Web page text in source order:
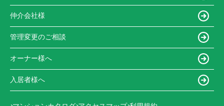
仲介会社様
管理変更のご相談
オーナー様へ
入居者様へ